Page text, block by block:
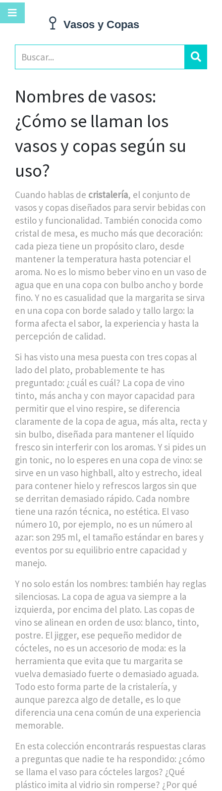
Nombres de vasos:
¿Cómo se llaman los
vasos y copas según su
uso?
Cuando hablas de cristalería, el conjunto de
vasos y copas diseñados para servir bebidas con
estilo y funcionalidad. También conocida como
cristal de mesa, es mucho más que decoración:
cada pieza tiene un propósito claro, desde
mantener la temperatura hasta potenciar el
aroma. No es lo mismo beber vino en un vaso de
agua que en una copa con bulbo ancho y borde
fino. Y no es casualidad que la margarita se sirva
en una copa con borde salado y tallo largo: la
forma afecta el sabor, la experiencia y hasta la
percepción de calidad.
Si has visto una mesa puesta con tres copas al
lado del plato, probablemente te has
preguntado: ¿cuál es cuál? La copa de vino
tinto, más ancha y con mayor capacidad para
permitir que el vino respire, se diferencia
claramente de la copa de agua, más alta, recta y
sin bulbo, diseñada para mantener el líquido
fresco sin interferir con los aromas. Y si pides un
gin tonic, no lo esperes en una copa de vino: se
sirve en un vaso highball, alto y estrecho, ideal
para contener hielo y refrescos largos sin que
se derritan demasiado rápido. Cada nombre
tiene una razón técnica, no estética. El vaso
número 10, por ejemplo, no es un número al
azar: son 295 ml, el tamaño estándar en bares y
eventos por su equilibrio entre capacidad y
manejo.
Y no solo están los nombres: también hay reglas
silenciosas. La copa de agua va siempre a la
izquierda, por encima del plato. Las copas de
vino se alinean en orden de uso: blanco, tinto,
postre. El jigger, ese pequeño medidor de
cócteles, no es un accesorio de moda: es la
herramienta que evita que tu margarita se
vuelva demasiado fuerte o demasiado aguada.
Todo esto forma parte de la cristalería, y
aunque parezca algo de detalle, es lo que
diferencia una cena común de una experiencia
memorable.
En esta colección encontrarás respuestas claras
a preguntas que nadie te ha respondido: ¿cómo
se llama el vaso para cócteles largos? ¿Qué
plástico imita al vidrio sin romperse? ¿Por qué